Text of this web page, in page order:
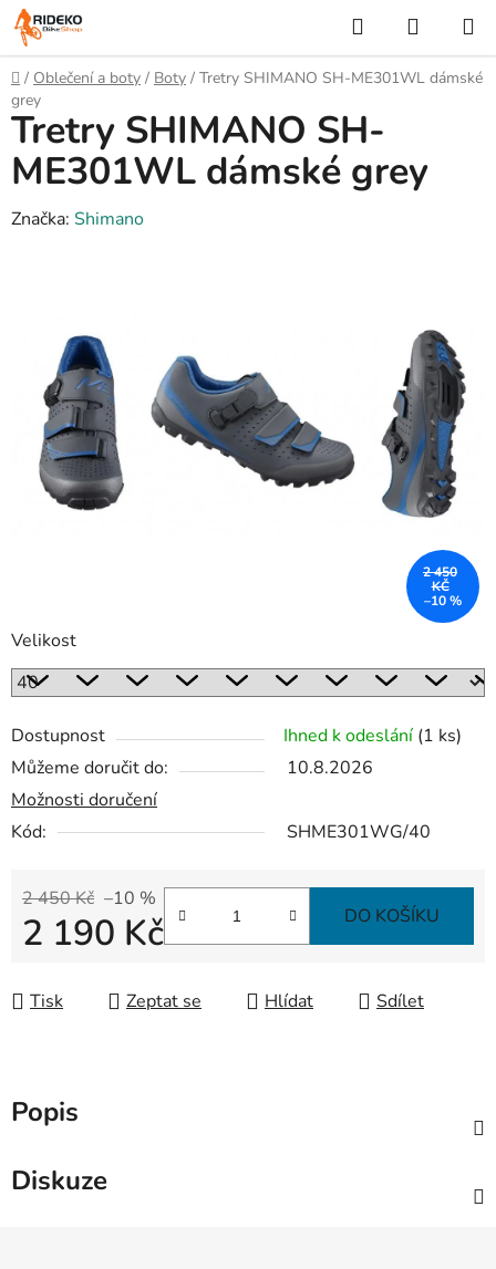
Přejít
na
obsah
Hledat
KOŠÍK
Domů
/ Oblečení a boty / Boty / Tretry SHIMANO SH-ME301WL dámské
grey
Velikost
Dostupnost Ihned k odeslání (1 ks)
Můžeme doručit do:
10.8.2026
Možnosti doručení
Kód:
SHME301WG/40
2 450 Kč –10 %
2 190 Kč DO KOŠÍKU
Tisk Zeptat se Hlídat Sdílet
Tretry SHIMANO SH-
ME301WL dámské grey
Značka: Shimano
2 450
KČ
–10 %
Popis
Diskuze